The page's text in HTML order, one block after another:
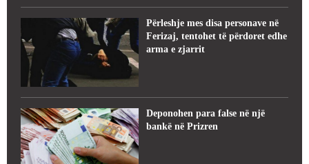
Përleshje mes disa personave në
Ferizaj, tentohet të përdoret edhe
arma e zjarrit
Deponohen para false në një
bankë në Prizren